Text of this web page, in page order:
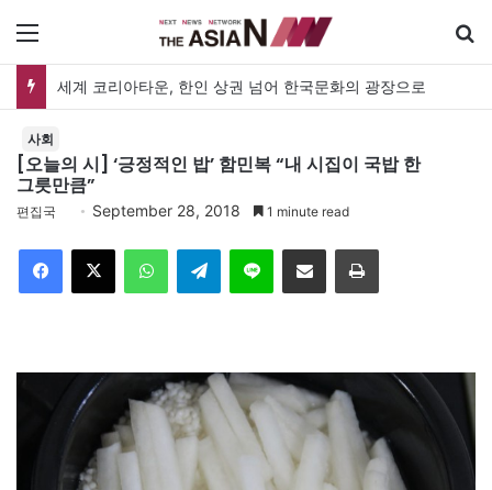
세계 코리아타운, 한인 상권 넘어 한국문화의 광장으로
사회
[오늘의 시] ‘긍정적인 밥’ 함민복 “내 시집이 국밥 한
그릇만큼”
편집국 September 28, 2018 1 minute read
Telegram 이메일